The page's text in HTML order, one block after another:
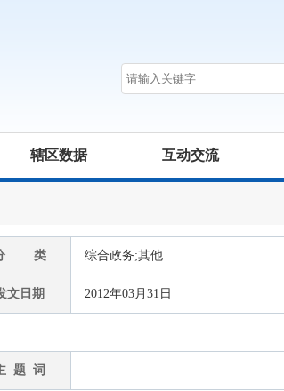
辖区数据 互动交流
类 综合政务;其他
文日期 2012年03月31日
题 词